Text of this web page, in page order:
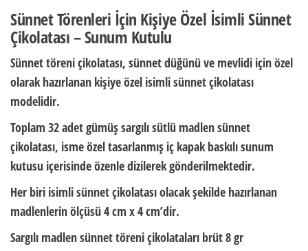
Sünnet Törenleri İçin Kişiye Özel İsimli Sünnet
Çikolatası – Sunum Kutulu
Sünnet töreni çikolatası, sünnet düğünü ve mevlidi için özel
olarak hazırlanan kişiye özel isimli sünnet çikolatası
modelidir.
Toplam 32 adetgümüş sargılı sütlü madlensünnet
çikolatası, isme özel tasarlanmış iç kapak baskılı sunum
kutusu içerisinde özenle dizilerek gönderilmektedir.
Her biri isimli sünnet çikolatasıolacak şekilde hazırlanan
madlenlerin ölçüsü4 cm x 4 cm’dir.
Sargılı madlensünnet töreni çikolataları brüt8 gr